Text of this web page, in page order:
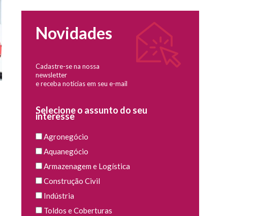
Novidades
Cadastre-se na nossa
newsletter
e receba notícias em seu e-mail
Selecione o assunto do seu
interesse
Agronegócio
Aquanegócio
Armazenagem e Logística
Construção Civil
Indústria
Toldos e Coberturas